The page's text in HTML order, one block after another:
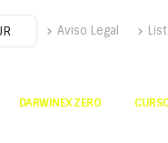
Aviso Legal
DARWINEX ZERO